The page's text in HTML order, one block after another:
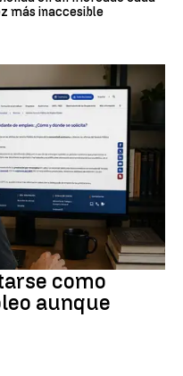
más inaccesible
como
aunque